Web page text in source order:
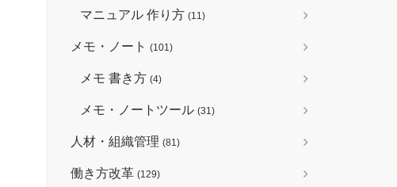
マニュアル 作り方 (11)
メモ・ノート (101)
メモ 書き方 (4)
メモ・ノートツール (31)
人材・組織管理 (81)
働き方改革 (129)